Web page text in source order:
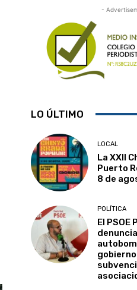
-
LO ÚLTIMO
LOCAL
La XXII
Puerto
8 de
POLÍTICA
El PSOE